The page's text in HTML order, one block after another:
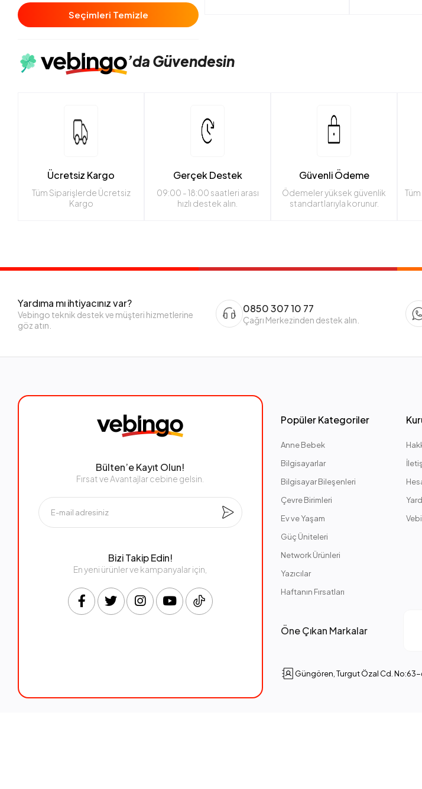
Seçimleri Temizle
’da Güvendesin
Ücretsiz Kargo
Tüm Siparişlerde Ücretsiz
Kargo
Gerçek Destek
09:00 - 18:00 saatleri arası
hızlı destek alın.
Güvenli Ödeme
Ödemeler yüksek güvenlik
standartlarıyla korunur.
Yardıma mı ihtiyacınız var?
Vebingo teknik destek ve müşteri hizmetlerine
göz atın.
0850 307 10 77
Çağrı Merkezinden destek alın.
Bülten’e Kayıt Olun!
Fırsat ve Avantajlar cebine gelsin.
Bizi Takip Edin!
En yeni ürünler ve kampanyalar için,
Popüler Kategoriler
Anne Bebek
Bilgisayarlar
Bilgisayar Bileşenleri
Çevre Birimleri
Ev ve Yaşam
Güç Üniteleri
Network Ürünleri
Yazıcılar
Haftanın Fırsatları
Öne Çıkan Markalar
Güngören, Turgut Özal Cd.